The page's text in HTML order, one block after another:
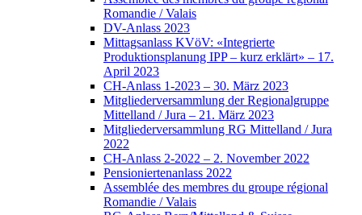
Romandie / Valais
DV-Anlass 2023
Mittagsanlass KVöV: «Integrierte
Produktionsplanung IPP – kurz erklärt» – 17.
April 2023
CH-Anlass 1-2023 – 30. März 2023
Mitgliederversammlung der Regionalgruppe
Mittelland / Jura – 21. März 2023
Mitgliederversammlung RG Mittelland / Jura
2022
CH-Anlass 2-2022 – 2. November 2022
Pensioniertenanlass 2022
Assemblée des membres du groupe régional
Romandie / Valais